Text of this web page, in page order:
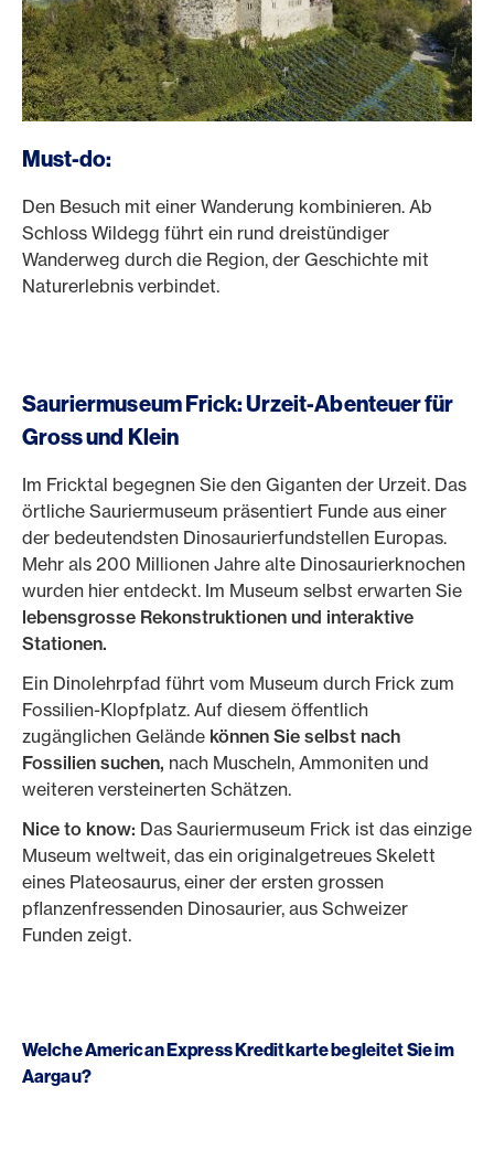
Must-do:
Den Besuch mit einer Wanderung kombinieren. Ab
Schloss Wildegg führt ein rund dreistündiger
Wanderweg durch die Region, der Geschichte mit
Naturerlebnis verbindet.
Sauriermuseum Frick: Urzeit-Abenteuer für
Gross und Klein
Im Fricktal begegnen Sie den Giganten der Urzeit. Das
örtliche Sauriermuseum präsentiert Funde aus einer
der bedeutendsten Dinosaurierfundstellen Europas.
Mehr als 200 Millionen Jahre alte Dinosaurierknochen
wurden hier entdeckt. Im Museum selbst erwarten Sie
lebensgrosse Rekonstruktionen und interaktive
Stationen.
Ein Dinolehrpfad führt vom Museum durch Frick zum
Fossilien-Klopfplatz. Auf diesem öffentlich
zugänglichen Gelände können Sie selbst nach
Fossilien suchen, nach Muscheln, Ammoniten und
weiteren versteinerten Schätzen.
Nice to know: Das Sauriermuseum Frick ist das einzige
Museum weltweit, das ein originalgetreues Skelett
eines Plateosaurus, einer der ersten grossen
pflanzenfressenden Dinosaurier, aus Schweizer
Funden zeigt.
Welche American Express Kreditkarte begleitet Sie im
Aargau?